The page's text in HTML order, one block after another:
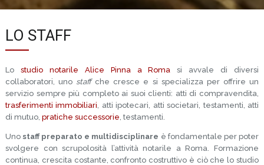
LO STAFF
Lo studio notarile Alice Pinna a Roma si avvale di diversi
collaboratori, uno staff che cresce e si specializza per offrire un
servizio sempre più completo ai suoi clienti: atti di compravendita,
trasferimenti immobiliari, atti ipotecari, atti societari, testamenti, atti
di mutuo, pratiche successorie, testamenti.
Unostaff preparato e multidisciplinare è fondamentale per poter
svolgere con scrupolosità l’attività notarile a Roma. Formazione
continua, crescita costante, confronto costruttivo è ciò che lo studio